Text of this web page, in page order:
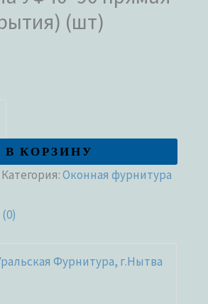
(шт)
В КОРЗИНУ
Категория:Оконная фурнитура
Фурнитура, г.Нытва